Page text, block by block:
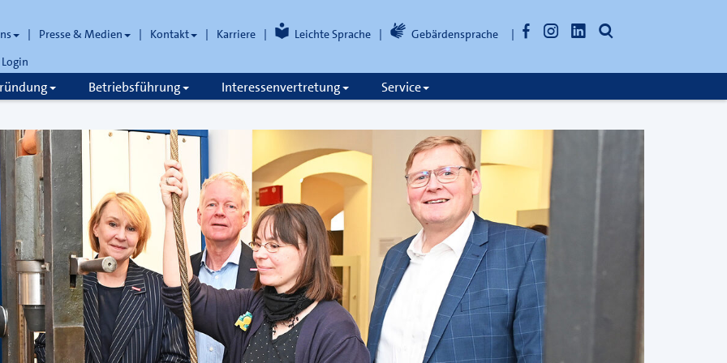
Presse & Medien Kontakt Karriere Leichte Sprache Gebärdensprache FacebookInstagramLinkedInSuche
Login
Betriebsführung Interessenvertretung Service